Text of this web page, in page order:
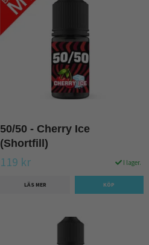
50/50 - Cherry Ice
(Shortfill)
119 kr I lager.
LÄS MER